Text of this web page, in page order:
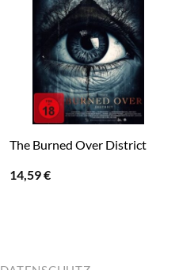
The Burned Over District
14,59€